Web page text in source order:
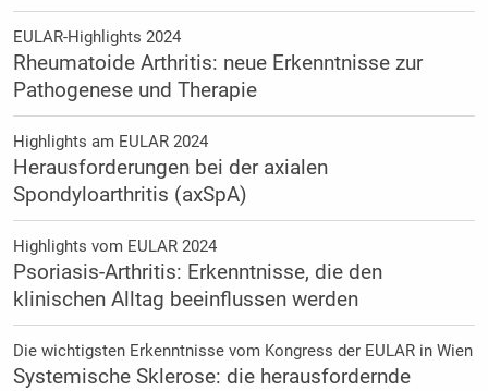
EULAR-Highlights 2024
Rheumatoide Arthritis: neue Erkenntnisse zur
Pathogenese und Therapie
Highlights am EULAR 2024
Herausforderungen bei der axialen
Spondyloarthritis (axSpA)
Highlights vom EULAR 2024
Psoriasis-Arthritis: Erkenntnisse, die den
klinischen Alltag beeinflussen werden
Die wichtigsten Erkenntnisse vom Kongress der EULAR in Wien
Systemische Sklerose: die herausfordernde